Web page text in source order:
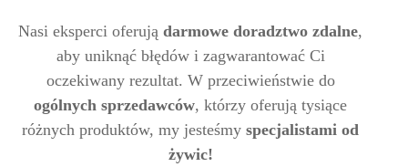
Nasi eksperci oferują darmowe doradztwo zdalne,
aby uniknąć błędów i zagwarantować Ci
oczekiwany rezultat. W przeciwieństwie do
ogólnych sprzedawców, którzy oferują tysiące
różnych produktów, my jesteśmy specjalistami od
żywic!